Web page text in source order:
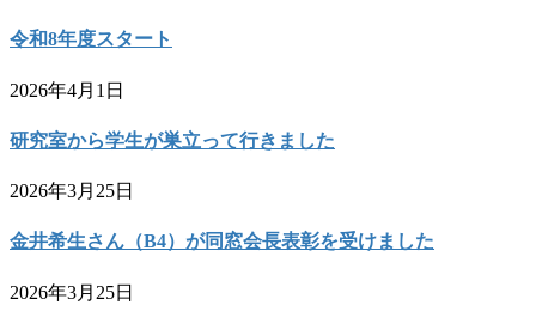
令和8年度スタート
2026年4月1日
研究室から学生が巣立って行きました
2026年3月25日
金井希生さん（B4）が同窓会長表彰を受けました
2026年3月25日